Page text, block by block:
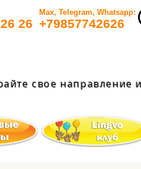
26​
Max, Telegram, Whatsapp:
+79857742626​
свое направление